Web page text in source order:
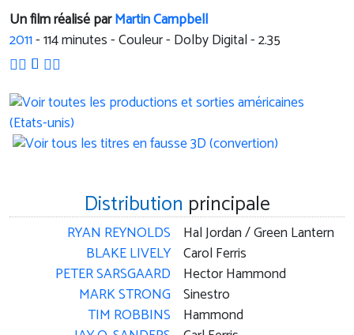
Un film réalisé parMartin Campbell
2011-114minutes - Couleur - Dolby Digital - 2.35
Distribution principale
RYAN REYNOLDS
BLAKE LIVELY
PETER SARSGAARD
MARK STRONG
TIM ROBBINS
Hal Jordan / Green Lantern
Carol Ferris
Hector Hammond
Sinestro
Hammond